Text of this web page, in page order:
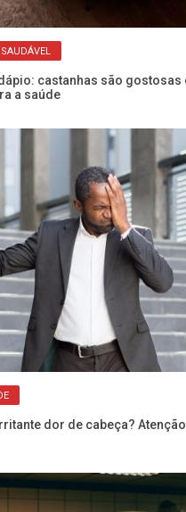
castanhas são gostosas
a saúde
dor de cabeça?